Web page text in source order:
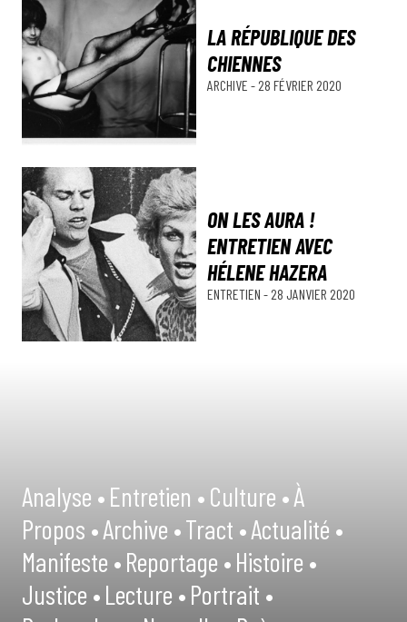
LA RÉPUBLIQUE DES
CHIENNES
ARCHIVE - 28 FÉVRIER 2020
ON LES AURA !
ENTRETIEN AVEC
HÉLENE HAZERA
ENTRETIEN - 28 JANVIER 2020
Analyse •Entretien •Culture •À
Propos •Archive •Tract •Actualité •
Manifeste •Reportage •Histoire •
Justice •Lecture •Portrait •